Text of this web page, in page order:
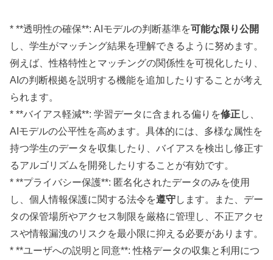
* **透明性の確保**: AIモデルの判断基準を可能な限り公開
し、学生がマッチング結果を理解できるように努めます。
例えば、性格特性とマッチングの関係性を可視化したり、
AIの判断根拠を説明する機能を追加したりすることが考え
られます。
* **バイアス軽減**: 学習データに含まれる偏りを修正し、
AIモデルの公平性を高めます。具体的には、多様な属性を
持つ学生のデータを収集したり、バイアスを検出し修正す
るアルゴリズムを開発したりすることが有効です。
* **プライバシー保護**: 匿名化されたデータのみを使用
し、個人情報保護に関する法令を遵守します。また、デー
タの保管場所やアクセス制限を厳格に管理し、不正アクセ
スや情報漏洩のリスクを最小限に抑える必要があります。
* **ユーザへの説明と同意**: 性格データの収集と利用につ